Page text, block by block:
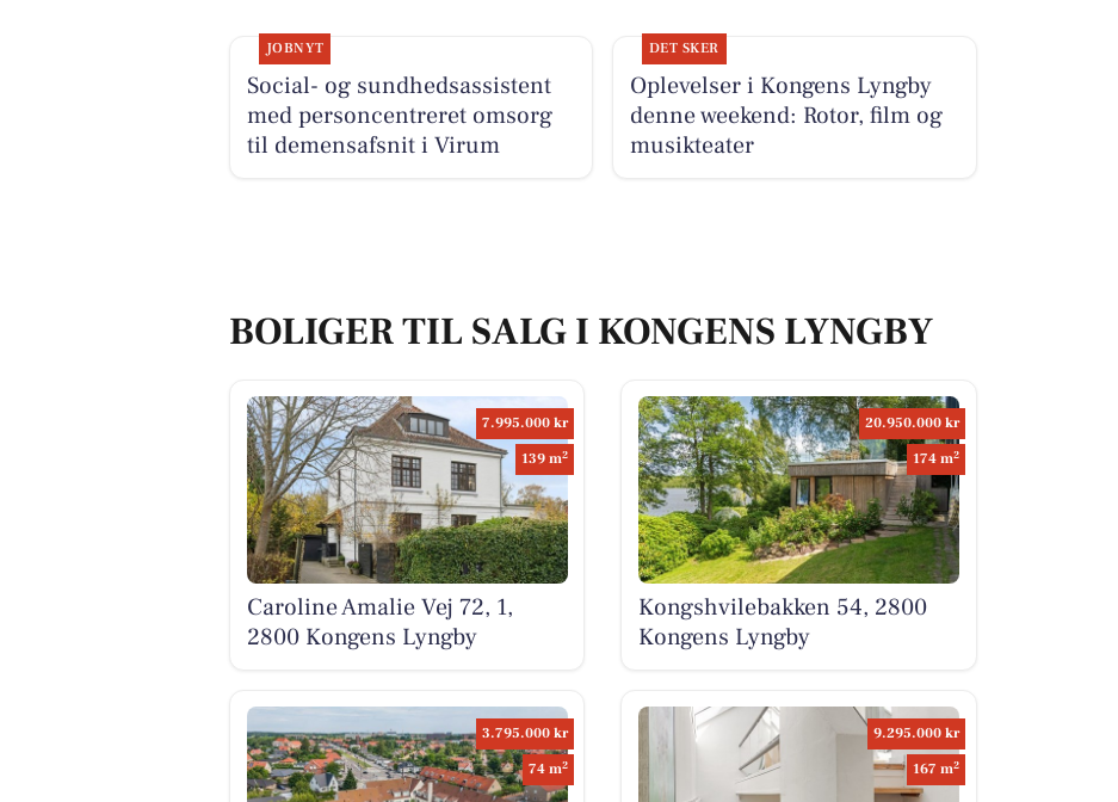
JOBNYT
Social- og sundhedsassistent
med personcentreret omsorg
til demensafsnit i Virum
DET SKER
Oplevelser i Kongens Lyngby
denne weekend: Rotor, film og
musikteater
BOLIGER TIL SALG I KONGENS LYNGBY
7.995.000 kr
139 m2
Caroline Amalie Vej 72, 1,
2800 Kongens Lyngby
20.950.000 kr
174 m2
Kongshvilebakken 54, 2800
Kongens Lyngby
3.795.000 kr
74 m2
9.295.000 kr
167 m2